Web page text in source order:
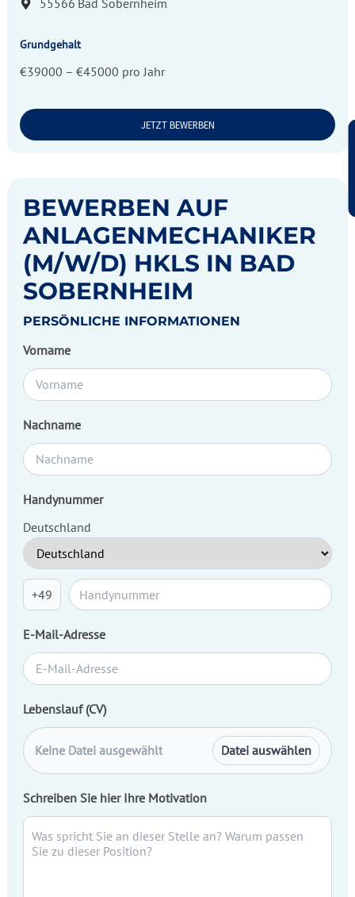
Grundgehalt
€39000 – €45000 pro Jahr
JETZT BEWERBEN
BEWERBEN AUF
ANLAGENMECHANIKER
(M/W/D) HKLS IN BAD
SOBERNHEIM
PERSÖNLICHE INFORMATIONEN
Vorname
Nachname
Handynummer
Deutschland
+49
E-Mail-Adresse
Lebenslauf (CV)
Keine Datei ausgewählt Datei auswählen
Schreiben Sie hier Ihre Motivation